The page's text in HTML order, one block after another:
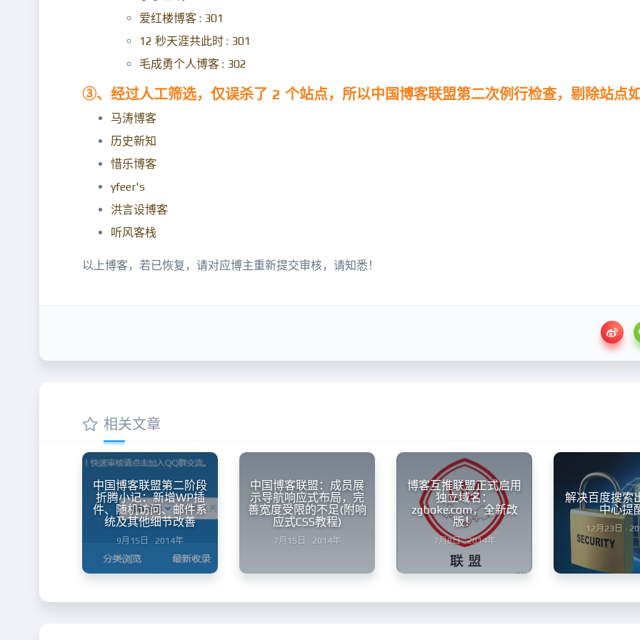
爱红楼博客 : 301
12 秒天涯共此时 : 301
毛成勇个人博客 : 302
③、经过人工筛选，仅误杀了 2 个站点，所以中国博客联盟第二次例行检查，剔除站点
马涛博客
历史新知
惜乐博客
yfeer's
洪言设博客
听风客栈
以上博客，若已恢复，请对应博主重新提交审核，请知悉！
相关文章
中国博客联盟第二阶段
折腾小记：新增WP插
件、随机访问、邮件系
统及其他细节改善
9月15日 · 2014年
中国博客联盟：成员展
示导航响应式布局，完
善宽度受限的不足(附响
应式CSS教程)
7月15日 · 2014年
博客互推联盟正式启用
独立域名：
zgboke.com，全新改
版！
7月8日 · 2014年
解决百度搜索
中心提
12月23日 ·